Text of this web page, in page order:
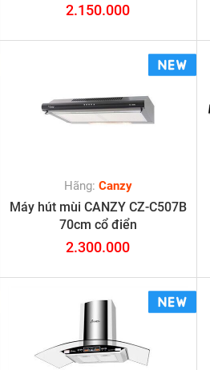
2.150.000
Hãng: Canzy
Máy hút mùi CANZY CZ-C507B
70cm cổ điển
2.300.000